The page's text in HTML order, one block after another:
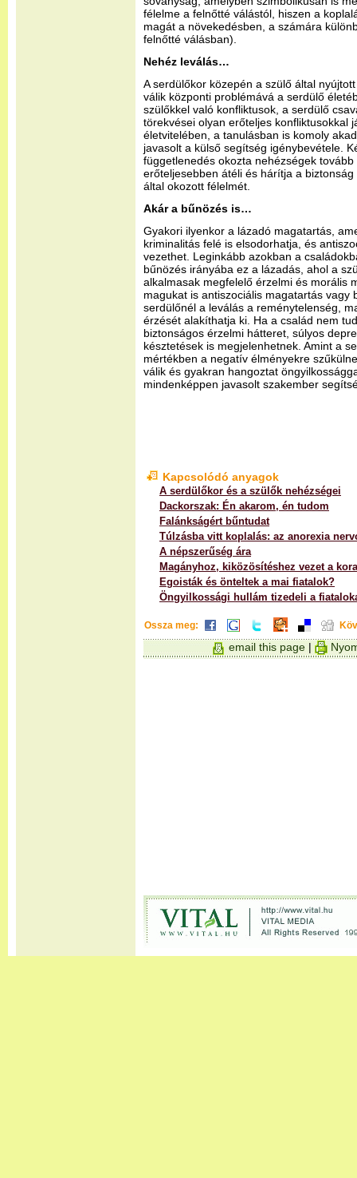
félelme a felnőtté válástól, hiszen a
magát a növekedésben, a számára
felnőtté válásban).
Nehéz leválás…
A serdülőkor közepén a szülő által
válik központi problémává a serdülő
szülőkkel való konfliktusok, a serdülő
törekvései olyan erőteljes konfliktusokkal
életvitelében, a tanulásban is komoly
javasolt a külső segítség igénybevétele.
függetlenedés okozta nehézségek
erőteljesebben átéli és hárítja a
által okozott félelmét.
Akár a bűnözés is…
Gyakori ilyenkor a lázadó magatartás,
kriminalitás felé is elsodorhatja, és
vezethet. Leginkább azokban a
bűnözés irányába ez a lázadás, ahol a
alkalmasak megfelelő érzelmi és morális
magukat is antiszociális magatartás vagy
serdülőnél a leválás a reménytelenség,
érzését alakíthatja ki. Ha a család nem
biztonságos érzelmi hátteret, súlyos
késztetések is megjelenhetnek. Amint a
mértékben a negatív élményekre
válik és gyakran hangoztat
mindenképpen javasolt szakember
Kapcsolódó anyagok
A serdülőkor és a szülők nehézségei
Dackorszak: Én akarom, én tudom
Falánkságért bűntudat
Túlzásba vitt koplalás: az anorexia
A népszerűség ára
Magányhoz, kiközösítéshez vezet a
Egoisták és önteltek a mai fiatalok?
Öngyilkossági hullám tizedeli a
Ossza meg:
email this page |